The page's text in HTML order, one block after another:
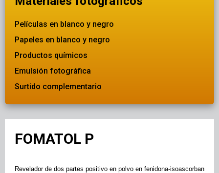
Películas en blanco y negro
Papeles en blanco y negro
Productos químicos
Emulsión fotográfica
Surtido complementario
FOMATOL P
Revelador de dos partes positivo en polvo en fenidona-isoascorban